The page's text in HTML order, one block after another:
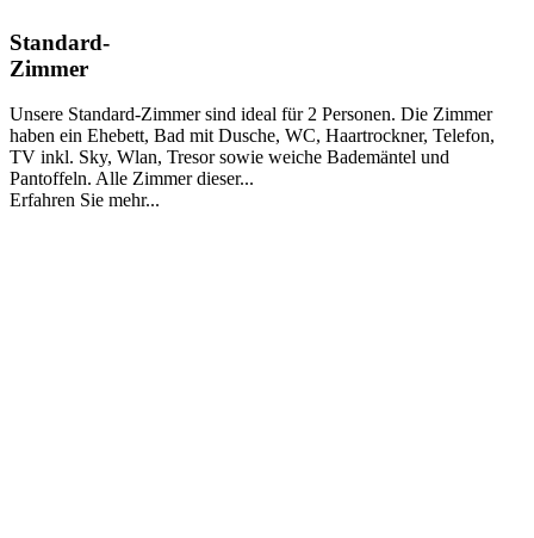
Standard-
Zimmer
Unsere Standard-Zimmer sind ideal für 2 Personen. Die Zimmer
haben ein Ehebett, Bad mit Dusche, WC, Haartrockner, Telefon,
TV inkl. Sky, Wlan, Tresor sowie weiche Bademäntel und
Pantoffeln. Alle Zimmer dieser...
Erfahren Sie mehr...